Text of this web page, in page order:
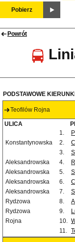
Pobierz
Powrót
PODSTAWOWE KIERUNKI
Teofilów Rojna
ULICA
1.
Konstantynowska
2.
3.
Aleksandrowska
4.
Aleksandrowska
5.
Aleksandrowska
6.
Aleksandrowska
7.
Rydzowa
8.
Rydzowa
9.
Rojna
10.
11.